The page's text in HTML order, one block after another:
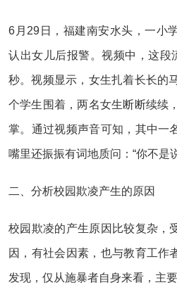
6月29日，福建南安水头，一小
认出女儿后报警。视频中，这段
秒。视频显示，女生扎着长长的
个学生围着，两名女生断断续续
掌。通过视频声音可知，其中一
嘴里还振振有词地质问：“你不是
二、分析校园欺凌产生的原因
校园欺凌的产生原因比较复杂，
因，有社会因素，也与教育工作
发现，仅从施暴者自身来看，主